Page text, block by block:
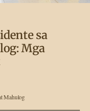
sa
Mga
Mahulog